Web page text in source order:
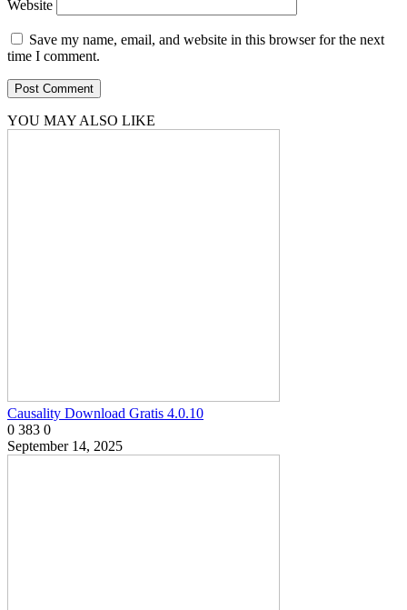
Website
Save my name, email, and website in this browser for the next
time I comment.
YOU MAY ALSO LIKE
Causality Download Gratis 4.0.10
0 383 0
September 14, 2025